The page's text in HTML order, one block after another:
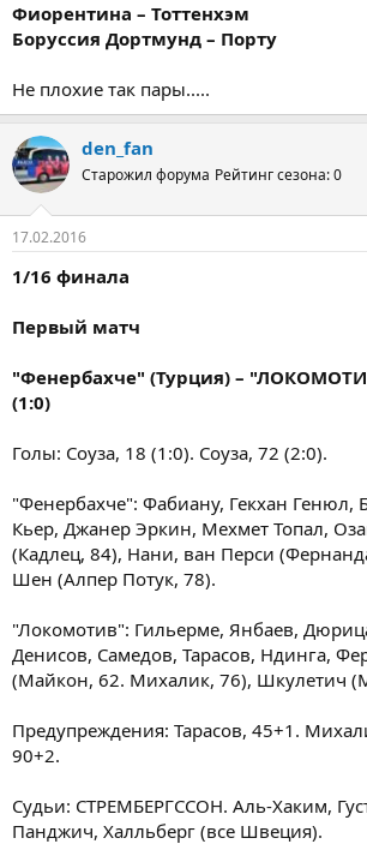
Фиорентина – Тоттенхэм
Боруссия Дортмунд – Порту
Не плохие так пары.....
den_fan
Старожил форума Рейтинг сезона: 0
17.02.2016
1/16 финала
Первый матч
"Фенербахче" (Турция) –
(1:0)
Голы: Соуза, 18 (1:0). Соуза, 72 (2:0).
"Фенербахче": Фабиану, Гекхан Генюл,
Кьер, Джанер Эркин, Мехмет Топал,
(Кадлец, 84), Нани, ван Перси
Шен (Алпер Потук, 78).
"Локомотив": Гильерме, Янбаев,
Денисов, Самедов, Тарасов, Ндинга,
(Майкон, 62. Михалик, 76), Шкулетич
Предупреждения: Тарасов, 45+1.
90+2.
Судьи: СТРЕМБЕРГССОН. Аль-Хаким,
Панджич, Халльберг (все Швеция).